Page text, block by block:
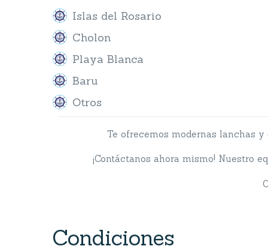
Islas del Rosario
Cholon
Playa Blanca
Baru
Otros
Te ofrecemos modernas lanchas
¡Contáctanos ahora mismo! Nuestro
Condiciones